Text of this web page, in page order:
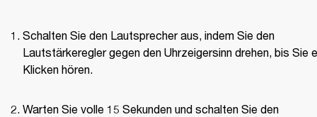
Schalten Sie den Lautsprecher aus, indem Sie den
Lautstärkeregler gegen den Uhrzeigersinn drehen, bis Sie
Klicken hören.
Warten Sie volle 15 Sekunden und schalten Sie den